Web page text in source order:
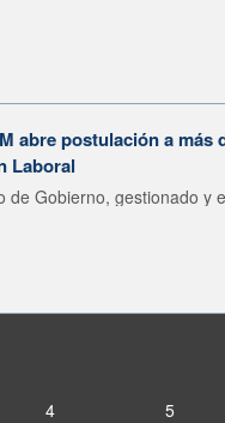
abre postulación a
Laboral
de Gobierno, gestionado y
4 5